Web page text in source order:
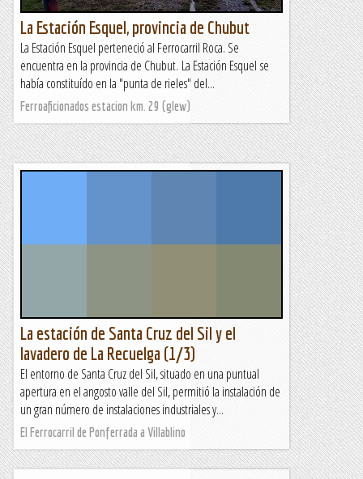
La Estación Esquel, provincia de Chubut
La Estación Esquel perteneció al Ferrocarril Roca. Se
encuentra en la provincia de Chubut. La Estación Esquel se
había constituído en la "punta de rieles" del...
Ferroaficionados estacion km. 29 (glew)
La estación de Santa Cruz del Sil y el
lavadero de La Recuelga (1/3)
El entorno de Santa Cruz del Sil, situado en una puntual
apertura en el angosto valle del Sil, permitió la instalación de
un gran número de instalaciones industriales y...
El Ferrocarril de Ponferrada a Villablino